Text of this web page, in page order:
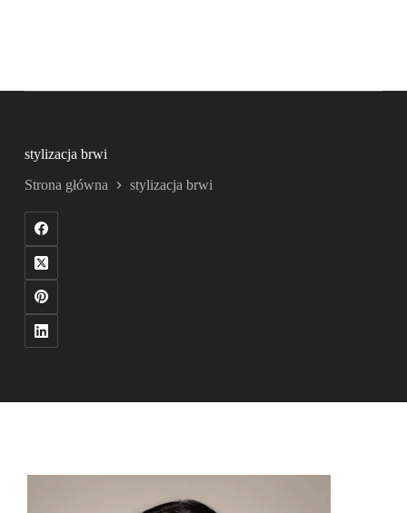
stylizacja brwi
Strona główna stylizacja brwi